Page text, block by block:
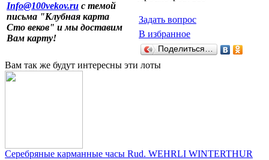
Info@100vekov.ru с темой
письма "Клубная карта
Сто веков" и мы доставим
Вам карту!
Задать вопрос
В избранное
Поделиться…
Вам так же будут интересны эти лоты
Серебряные карманные часы Rud. WEHRLI WINTERTHUR